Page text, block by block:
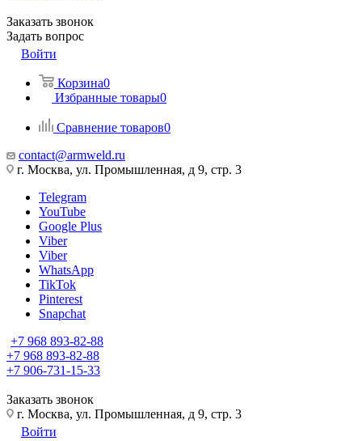
Заказать звонок
Задать вопрос
Войти
Корзина0
Избранные товары0
Сравнение товаров0
contact@armweld.ru
г. Москва, ул. Промышленная, д 9, стр. 3
Telegram
YouTube
Google Plus
Viber
Viber
WhatsApp
TikTok
Pinterest
Snapchat
+7 968 893-82-88
+7 968 893-82-88
+7 906-731-15-33
Заказать звонок
г. Москва, ул. Промышленная, д 9, стр. 3
Войти